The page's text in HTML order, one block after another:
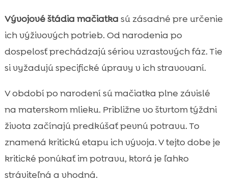
Vývojové štádia mačiatka sú zásadné pre určenie
ich výživových potrieb. Od narodenia po
dospelosť prechádzajú sériou vzrastových fáz. Tie
si vyžadujú specifické úpravy v ich stravovaní.
V období po narodení sú mačiatka plne závislé
na materskom mlieku. Približne vo štvrtom týždni
života začínajú predkúšať pevnú potravu. To
znamená kritickú etapu ich vývoja. V tejto dobe je
kritické ponúkať im potravu, ktorá je ľahko
stráviteľná a vhodná.